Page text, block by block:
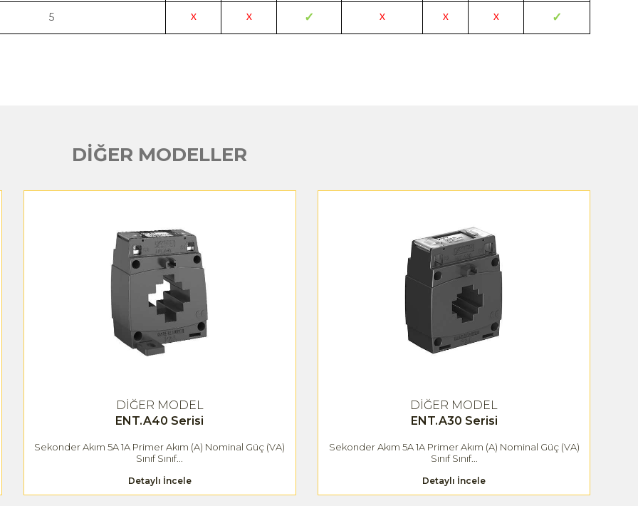
5 X X ✓ X X X ✓
DİĞER MODELLER
DİĞER MODEL
ENT.A40 Serisi
Sekonder Akım 5A 1A Primer Akım (A) Nominal Güç (VA)
Sınıf Sınıf...
Detaylı İncele
DİĞER MODEL
ENT.A30 Serisi
Sekonder Akım 5A 1A Primer Akım (A) Nominal Güç (VA)
Sınıf Sınıf...
Detaylı İncele